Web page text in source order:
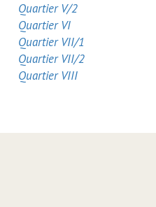
Quartier V/2
Quartier VI
Quartier VII/1
Quartier VII/2
Quartier VIII